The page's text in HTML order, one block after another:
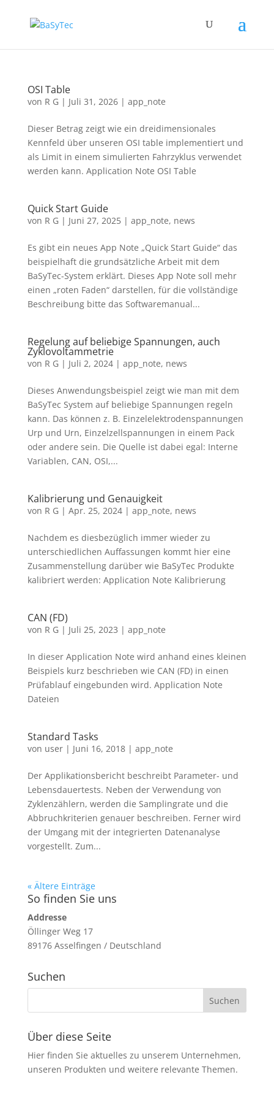
OSI Table
von R G | Juli 31, 2026| app_note
Dieser Betrag zeigt wie ein dreidimensionales
Kennfeld über unseren OSI table implementiert und
als Limit in einem simulierten Fahrzyklus verwendet
werden kann. Application Note OSI Table
Quick Start Guide
von R G | Juni 27, 2025| app_note, news
Es gibt ein neues App Note „Quick Start Guide“ das
beispielhaft die grundsätzliche Arbeit mit dem
BaSyTec-System erklärt. Dieses App Note soll mehr
einen „roten Faden“ darstellen, für die vollständige
Beschreibung bitte das Softwaremanual...
Regelung auf beliebige Spannungen, auch
Zyklovoltammetrie
von R G | Juli 2, 2024| app_note, news
Dieses Anwendungsbeispiel zeigt wie man mit dem
BaSyTec System auf beliebige Spannungen regeln
kann. Das können z. B. Einzelelektrodenspannungen
Urp und Urn, Einzelzellspannungen in einem Pack
oder andere sein. Die Quelle ist dabei egal: Interne
Variablen, CAN, OSI,...
Kalibrierung und Genauigkeit
von R G | Apr. 25, 2024| app_note, news
Nachdem es diesbezüglich immer wieder zu
unterschiedlichen Auffassungen kommt hier eine
Zusammenstellung darüber wie BaSyTec Produkte
kalibriert werden: Application Note Kalibrierung
CAN (FD)
von R G | Juli 25, 2023 | app_note
In dieser Application Note wird anhand eines kleinen
Beispiels kurz beschrieben wie CAN (FD) in einen
Prüfablauf eingebunden wird. Application Note
Dateien
Standard Tasks
von user| Juni 16, 2018| app_note
Der Applikationsbericht beschreibt Parameter- und
Lebensdauertests. Neben der Verwendung von
Zyklenzählern, werden die Samplingrate und die
Abbruchkriterien genauer beschreiben. Ferner wird
der Umgang mit der integrierten Datenanalyse
vorgestellt. Zum...
« Ältere Einträge
So finden Sie uns
Addresse
Öllinger Weg 17
89176 Asselfingen / Deutschland
Suchen
Über diese Seite
Hier finden Sie aktuelles zu unserem Unternehmen,
unseren Produkten und weitere relevante Themen.